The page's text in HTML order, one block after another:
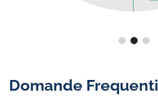
Domande Frequenti